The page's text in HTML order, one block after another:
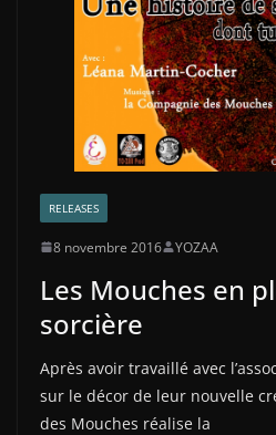
RELEASES
8 novembre 2016 YOZAA
Les Mouches en
sorcière
Après avoir travaillé avec
sur le décor de leur nouvelle
des Mouches réalise la